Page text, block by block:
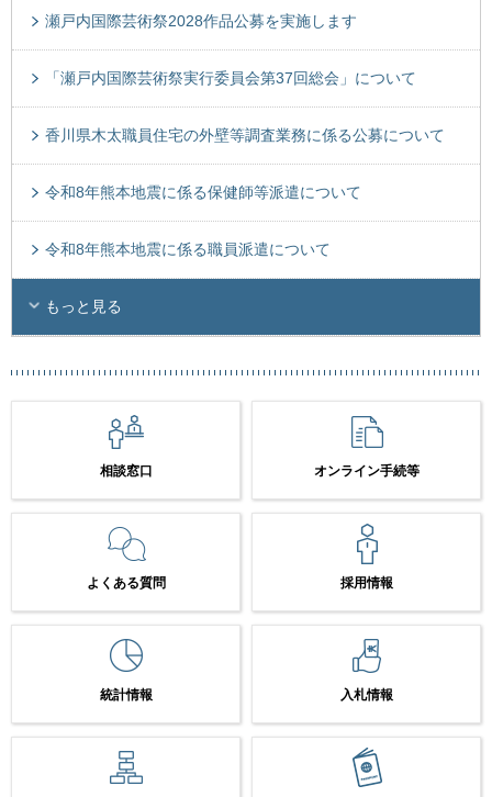
瀬戸内国際芸術祭2028作品公募を実施します
「瀬戸内国際芸術祭実行委員会第37回総会」について
香川県木太職員住宅の外壁等調査業務に係る公募について
令和8年熊本地震に係る保健師等派遣について
令和8年熊本地震に係る職員派遣について
もっと見る
相談窓口 オンライン手続等
よくある質問 採用情報
統計情報 入札情報